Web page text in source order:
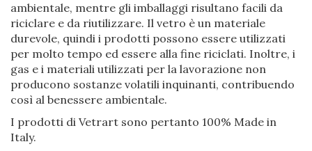
ambientale, mentre gli imballaggi risultano facili da
riciclare e da riutilizzare. Il vetro è un materiale
durevole, quindi i prodotti possono essere utilizzati
per molto tempo ed essere alla fine riciclati. Inoltre, i
gas e i materiali utilizzati per la lavorazione non
producono sostanze volatili inquinanti, contribuendo
così al benessere ambientale.
I prodotti di Vetrart sono pertanto 100% Made in
Italy.